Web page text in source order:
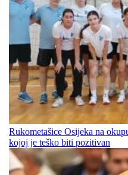
Rukometašice Osijeka na
kojoj je teško biti pozitivan